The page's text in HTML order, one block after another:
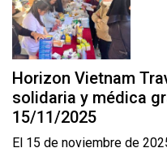
Horizon Vietnam
solidaria y médica
15/11/2025
El 15 de noviembre de